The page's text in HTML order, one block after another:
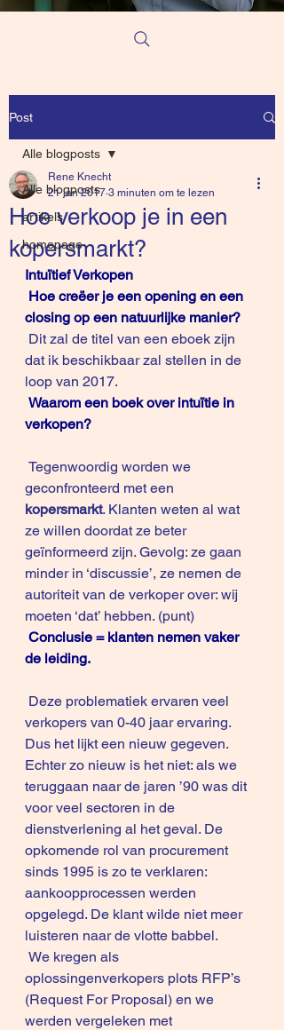
Post
Alle blogposts
artikels
homepage
Alle blogposts
Hoe verkoop je in een
kopersmarkt?
Rene Knecht
21 jan 2017 3 minuten om te lezen
Intuïtief Verkopen
Hoe creëer je een opening en een
closing op een natuurlijke manier?
dat ik beschikbaar zal stellen in de
loop van 2017.
Waarom een boek over intuïtie in
verkopen?
geconfronteerd met een
kopersmarkt. Klanten weten al wat
ze willen doordat ze beter
geïnformeerd zijn. Gevolg: ze gaan
minder in ‘discussie’, ze nemen de
autoriteit van de verkoper over: wij
moeten ‘dat’ hebben. (punt)
Conclusie = klanten nemen vaker
de leiding.
verkopers van 0-40 jaar ervaring.
Dus het lijkt een nieuw gegeven.
Echter zo nieuw is het niet: als we
teruggaan naar de jaren ’90 was dit
voor veel sectoren in de
dienstverlening al het geval. De
opkomende rol van procurement
sinds 1995 is zo te verklaren:
aankoopprocessen werden
opgelegd. De klant wilde niet meer
luisteren naar de vlotte babbel.
oplossingenverkopers plots RFP’s
(Request For Proposal) en we
werden vergeleken met